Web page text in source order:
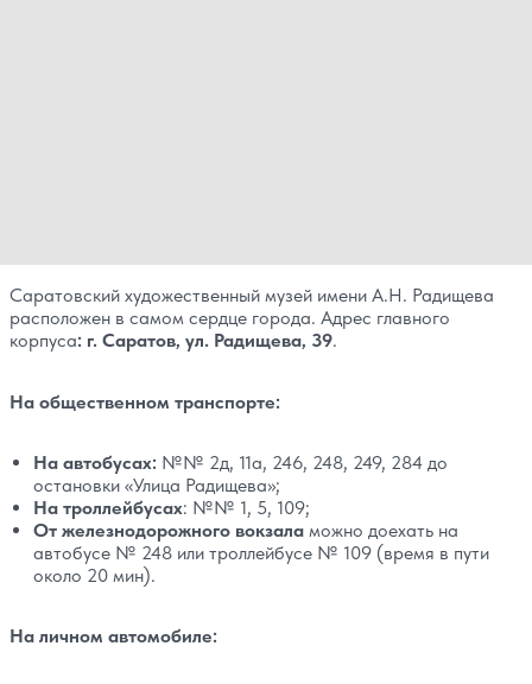
Саратовский художественный музей имени А.Н. Радищева
расположен в самом сердце города. Адрес главного
корпуса: г. Саратов, ул. Радищева, 39.
На общественном транспорте:
На автобусах: №№ 2д, 11а, 246, 248, 249, 284 до
остановки «Улица Радищева»;
На троллейбусах: №№ 1, 5, 109;
От железнодорожного вокзала можно доехать на
автобусе № 248 или троллейбусе № 109 (время в пути
около 20 мин).
На личном автомобиле: